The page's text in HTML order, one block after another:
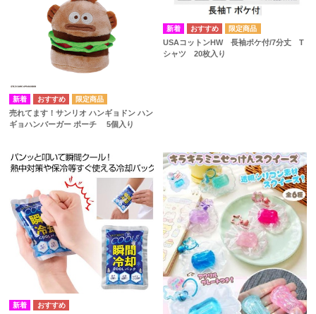
売れてます！サンリオ ハンギョドン ハン
ギョハンバーガー ポーチ 5個入り
USAコットンHW 長袖ポケ付/7分丈 T
シャツ 20枚入り